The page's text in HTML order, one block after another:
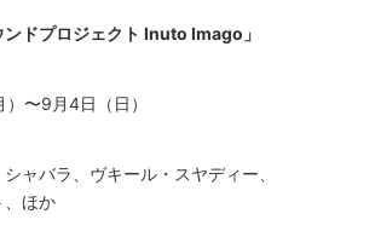
ドプロジェクト Inuto Imago」
〜9月4日（日）
ャバラ、ヴキール・スヤディー、
、ほか